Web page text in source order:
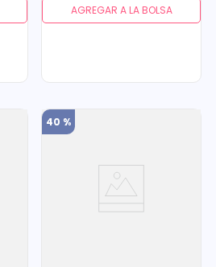
AGREGAR A LA BOLSA
40 %